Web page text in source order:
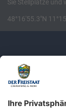
Sie Stellplätze und
48°16'55.3"N
Newsletter:
einen 5€
Shop